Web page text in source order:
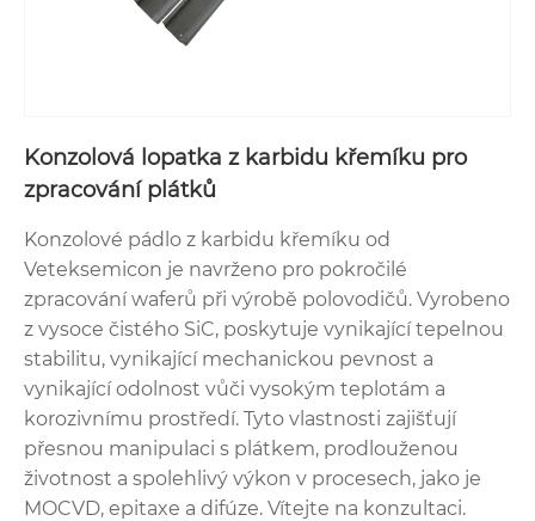
Konzolová lopatka z karbidu křemíku pro
zpracování plátků
Konzolové pádlo z karbidu křemíku od
Veteksemicon je navrženo pro pokročilé
zpracování waferů při výrobě polovodičů. Vyrobeno
z vysoce čistého SiC, poskytuje vynikající tepelnou
stabilitu, vynikající mechanickou pevnost a
vynikající odolnost vůči vysokým teplotám a
korozivnímu prostředí. Tyto vlastnosti zajišťují
přesnou manipulaci s plátkem, prodlouženou
životnost a spolehlivý výkon v procesech, jako je
MOCVD, epitaxe a difúze. Vítejte na konzultaci.